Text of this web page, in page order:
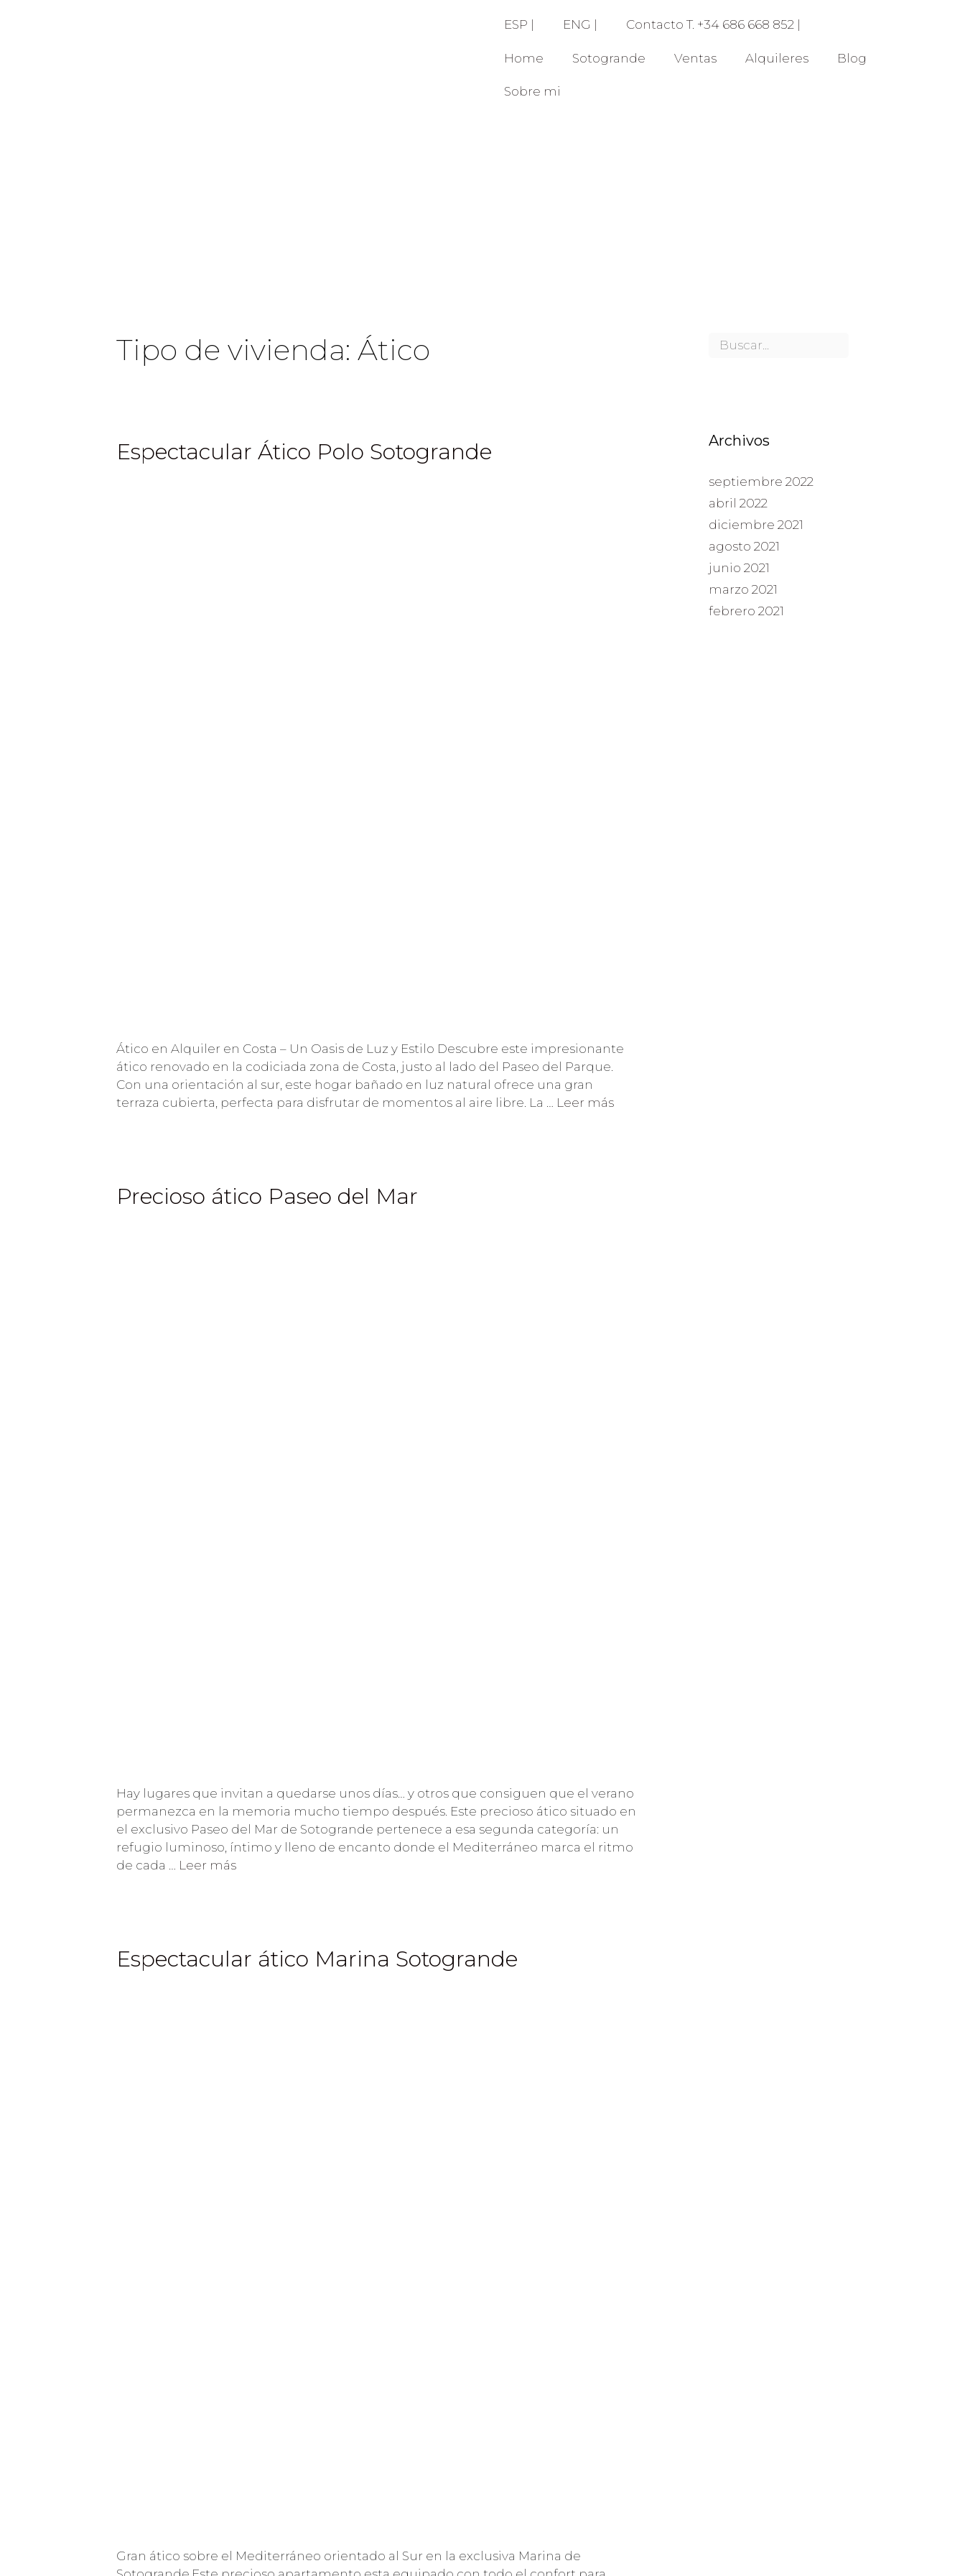
ESP | ENG | Contacto T. +34 686 668 852 |
Home Sotogrande Ventas Alquileres Blog
Sobre mi
Tipo de vivienda: Ático
Espectacular Ático Polo Sotogrande
Ático en Alquiler en Costa – Un Oasis de Luz y Estilo Descubre este impresionante
ático renovado en la codiciada zona de Costa, justo al lado del Paseo del Parque.
Con una orientación al sur, este hogar bañado en luz natural ofrece una gran
terraza cubierta, perfecta para disfrutar de momentos al aire libre. La … Leer más
Precioso ático Paseo del Mar
Hay lugares que invitan a quedarse unos días… y otros que consiguen que el verano
permanezca en la memoria mucho tiempo después. Este precioso ático situado en
el exclusivo Paseo del Mar de Sotogrande pertenece a esa segunda categoría: un
refugio luminoso, íntimo y lleno de encanto donde el Mediterráneo marca el ritmo
de cada … Leer más
Espectacular ático Marina Sotogrande
Gran ático sobre el Mediterráneo orientado al Sur en la exclusiva Marina de
Archivos
septiembre 2022
abril 2022
diciembre 2021
agosto 2021
junio 2021
marzo 2021
febrero 2021